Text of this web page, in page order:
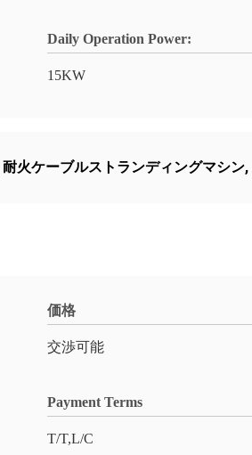
Daily Operation Power:
15KW
耐火ケーブルストランディングマシン,
価格
交渉可能
Payment Terms
T/T,L/C